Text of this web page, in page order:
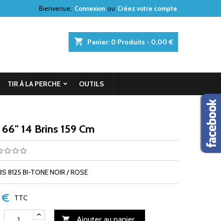
Bienvenue, Connexion ou Créez votre compte
shopping_cart Panier: 0 Produits - 0,00 €
TIR À LA PERCHE OUTILS
14 Brins 159 Cm
8125 BI-TONE NOIR / ROSE
€ TTC